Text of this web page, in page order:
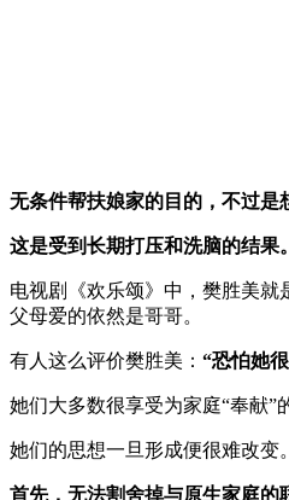
无条件帮扶娘家的目的，不过是
这是受到长期打压和洗脑的结果。
电视剧《欢乐颂》中，樊胜美就
父母爱的依然是哥哥。
有人这么评价樊胜美： “恐怕她
她们大多数很享受为家庭“奉献”
她们的思想一旦形成便很难改变。
首先，无法割舍掉与原生家庭的